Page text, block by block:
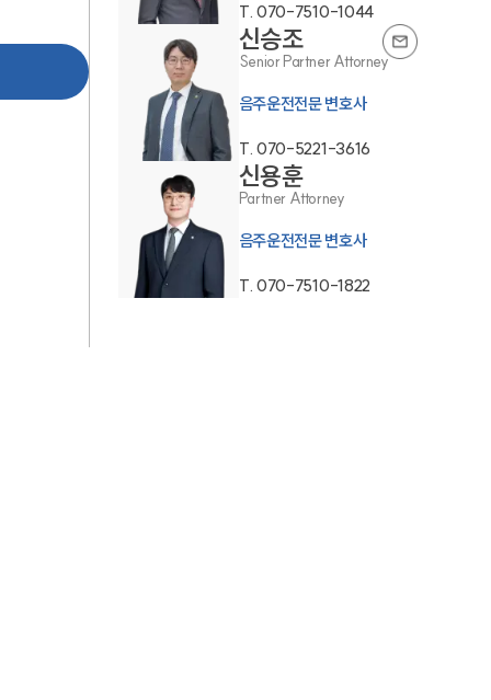
대륜의 강점
오시는 길
글로벌 파트너 로펌
고객의 소리
통합검색
AI대륜
T. 070-7510-1044
신승조
Senior Partner Attorney
음주운전전문 변호사
T. 070-5221-3616
신용훈
Partner Attorney
음주운전전문 변호사
T. 070-7510-1822